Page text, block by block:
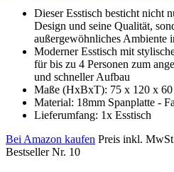
Dieser Esstisch besticht nicht
Design und seine Qualität,
außergewöhnliches Ambiente
Moderner Esstisch mit
für bis zu 4 Personen zum
und schneller Aufbau
Maße (HxBxT): 75 x 120 x 60
Material: 18mm Spanplatte -
Lieferumfang: 1x Esstisch
Bei Amazon kaufen Preis inkl.
Bestseller Nr. 10